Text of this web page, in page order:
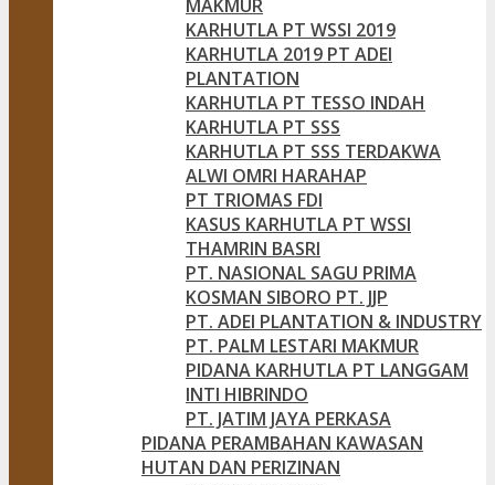
MAKMUR
KARHUTLA PT WSSI 2019
KARHUTLA 2019 PT ADEI
PLANTATION
KARHUTLA PT TESSO INDAH
KARHUTLA PT SSS
KARHUTLA PT SSS TERDAKWA
ALWI OMRI HARAHAP
PT TRIOMAS FDI
KASUS KARHUTLA PT WSSI
THAMRIN BASRI
PT. NASIONAL SAGU PRIMA
KOSMAN SIBORO PT. JJP
PT. ADEI PLANTATION & INDUSTRY
PT. PALM LESTARI MAKMUR
PIDANA KARHUTLA PT LANGGAM
INTI HIBRINDO
PT. JATIM JAYA PERKASA
PIDANA PERAMBAHAN KAWASAN
HUTAN DAN PERIZINAN